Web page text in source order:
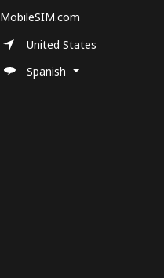
MobileSIM.com
United States
Spanish